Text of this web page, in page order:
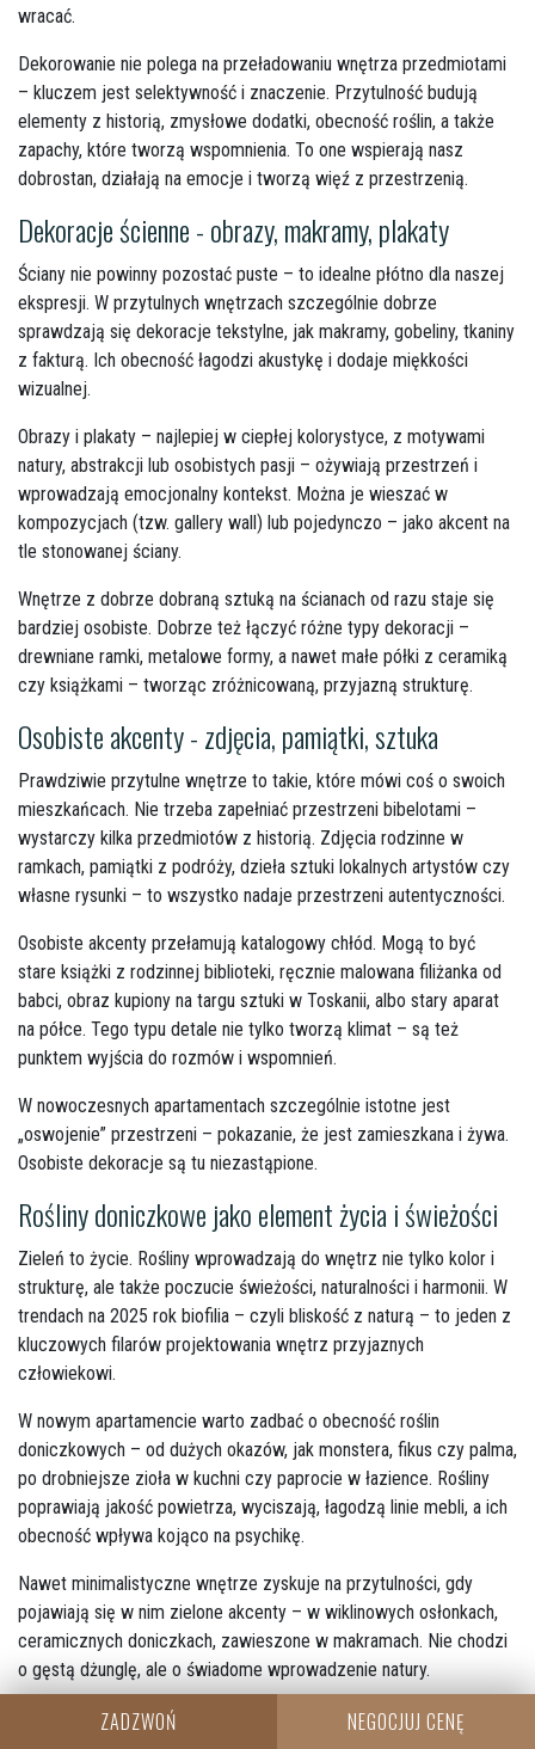
wracać.
Dekorowanie nie polega na przeładowaniu wnętrza przedmiotami
– kluczem jest selektywność i znaczenie. Przytulność budują
elementy z historią, zmysłowe dodatki, obecność roślin, a także
zapachy, które tworzą wspomnienia. To one wspierają nasz
dobrostan, działają na emocje i tworzą więź z przestrzenią.
Dekoracje ścienne - obrazy, makramy, plakaty
Ściany nie powinny pozostać puste – to idealne płótno dla naszej
ekspresji. W przytulnych wnętrzach szczególnie dobrze
sprawdzają się dekoracje tekstylne, jak makramy, gobeliny, tkaniny
z fakturą. Ich obecność łagodzi akustykę i dodaje miękkości
wizualnej.
Obrazy i plakaty – najlepiej w ciepłej kolorystyce, z motywami
natury, abstrakcji lub osobistych pasji – ożywiają przestrzeń i
wprowadzają emocjonalny kontekst. Można je wieszać w
kompozycjach (tzw. gallery wall) lub pojedynczo – jako akcent na
tle stonowanej ściany.
Wnętrze z dobrze dobraną sztuką na ścianach od razu staje się
bardziej osobiste. Dobrze też łączyć różne typy dekoracji –
drewniane ramki, metalowe formy, a nawet małe półki z ceramiką
czy książkami – tworząc zróżnicowaną, przyjazną strukturę.
Osobiste akcenty - zdjęcia, pamiątki, sztuka
Prawdziwie przytulne wnętrze to takie, które mówi coś o swoich
mieszkańcach. Nie trzeba zapełniać przestrzeni bibelotami –
wystarczy kilka przedmiotów z historią. Zdjęcia rodzinne w
ramkach, pamiątki z podróży, dzieła sztuki lokalnych artystów czy
własne rysunki – to wszystko nadaje przestrzeni autentyczności.
Osobiste akcenty przełamują katalogowy chłód. Mogą to być
stare książki z rodzinnej biblioteki, ręcznie malowana filiżanka od
babci, obraz kupiony na targu sztuki w Toskanii, albo stary aparat
na półce. Tego typu detale nie tylko tworzą klimat – są też
punktem wyjścia do rozmów i wspomnień.
W nowoczesnych apartamentach szczególnie istotne jest
„oswojenie” przestrzeni – pokazanie, że jest zamieszkana i żywa.
Osobiste dekoracje są tu niezastąpione.
Rośliny doniczkowe jako element życia i świeżości
Zieleń to życie. Rośliny wprowadzają do wnętrz nie tylko kolor i
strukturę, ale także poczucie świeżości, naturalności i harmonii. W
trendach na 2025 rok biofilia – czyli bliskość z naturą – to jeden z
kluczowych filarów projektowania wnętrz przyjaznych
człowiekowi.
W nowym apartamencie warto zadbać o obecność roślin
doniczkowych – od dużych okazów, jak monstera, fikus czy palma,
po drobniejsze zioła w kuchni czy paprocie w łazience. Rośliny
poprawiają jakość powietrza, wyciszają, łagodzą linie mebli, a ich
obecność wpływa kojąco na psychikę.
Nawet minimalistyczne wnętrze zyskuje na przytulności, gdy
pojawiają się w nim zielone akcenty – w wiklinowych osłonkach,
ceramicznych doniczkach, zawieszone w makramach. Nie chodzi
o gęstą dżunglę, ale o świadome wprowadzenie natury.
Zapachy we wnętrzu: świece zapachowe, dyfuzory,
ZADZWOŃ NEGOCJUJ CENĘ